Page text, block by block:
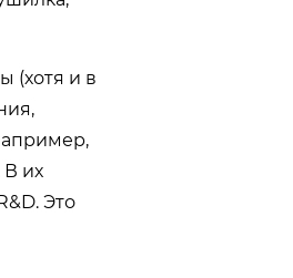
(хотя и в
В их
Это